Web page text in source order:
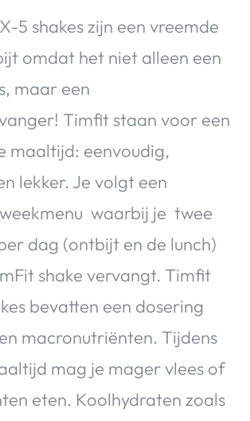
5 shakes zijn een vreemde
omdat het niet alleen een
maar een
Timfit staan voor een
maaltijd: eenvoudig,
lekker. Je volgt een
waarbij je twee
dag (ontbijt en de lunch)
shake vervangt. Timfit
bevatten een dosering
macronutriënten. Tijdens
mag je mager vlees of
eten. Koolhydraten zoals